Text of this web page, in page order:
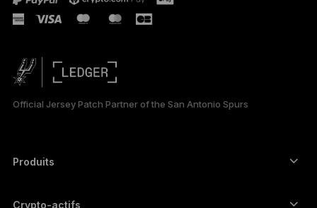
РУССКИЙ
日本語
Official Jersey Patch Partner of the San Antonio Spurs
Produits
Hardware Wallet
Crypto-actifs